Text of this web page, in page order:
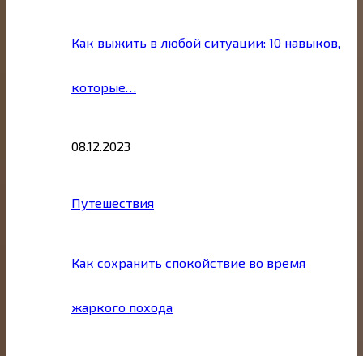
Как выжить в любой ситуации: 10 навыков,
которые…
08.12.2023
Путешествия
Как сохранить спокойствие во время
жаркого похода